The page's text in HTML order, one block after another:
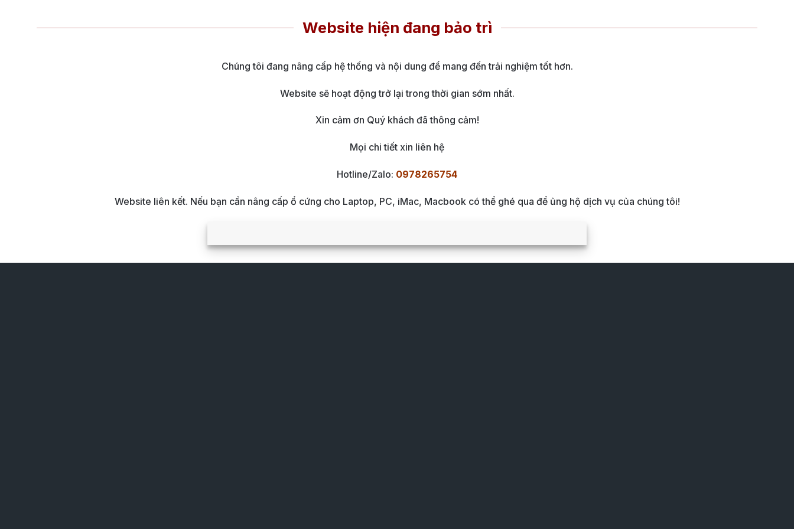
Website hiện đang bảo trì
Chúng tôi đang nâng cấp hệ thống và nội dung để mang đến trải nghiệm tốt hơn.
Website sẽ hoạt động trở lại trong thời gian sớm nhất.
Xin cảm ơn Quý khách đã thông cảm!
Mọi chi tiết xin liên hệ
Hotline/Zalo: 0978265754
Website liên kết. Nếu bạn cần nâng cấp ổ cứng cho Laptop, PC, iMac, Macbook có thể ghé qua để ủng hộ dịch vụ của chúng tôi!